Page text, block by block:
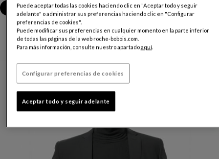
Reserva una cita en tienda
Puede aceptar todas las cookies haciendo clic en "Aceptar todo y seguir
adelante" o administrar sus preferencias haciendo clic en "Configurar
preferencias de cookies".
Puede modificar sus preferencias en cualquier momento en la parte inferior
de todas las páginas de la web roche-bobois.com.
Para más información, consulte nuestro apartadoaquí.
Configurar preferencias de cookies
Aceptar todo y seguir adelante